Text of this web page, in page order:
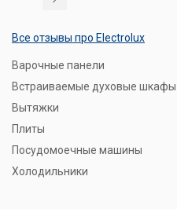
Все отзывы про Electrolux
Варочные панели
Встраиваемые духовые шкафы
Вытяжки
Плиты
Посудомоечные машины
Холодильники